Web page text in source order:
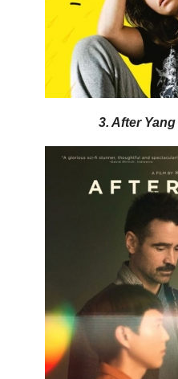
3. After Yang